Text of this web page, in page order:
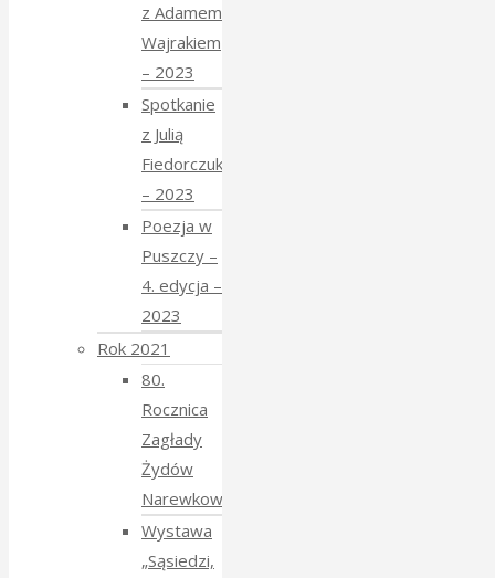
z Adamem
Wajrakiem
– 2023
Spotkanie
z Julią
Fiedorczuk
– 2023
Poezja w
Puszczy –
4. edycja –
2023
Rok 2021
80.
Rocznica
Zagłady
Żydów
Narewkowskich
Wystawa
„Sąsiedzi,